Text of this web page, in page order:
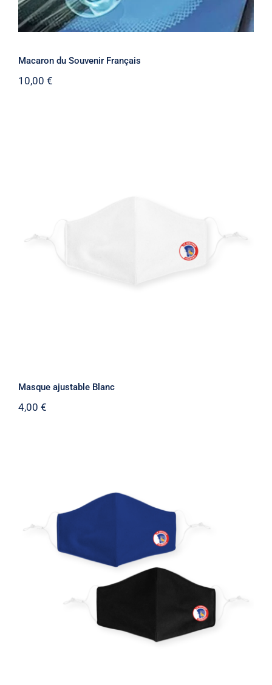
Macaron du Souvenir Français
10,00 €
Masque ajustable Blanc
Masque ajustable Blanc
4,00 €
Masque réversible couleur